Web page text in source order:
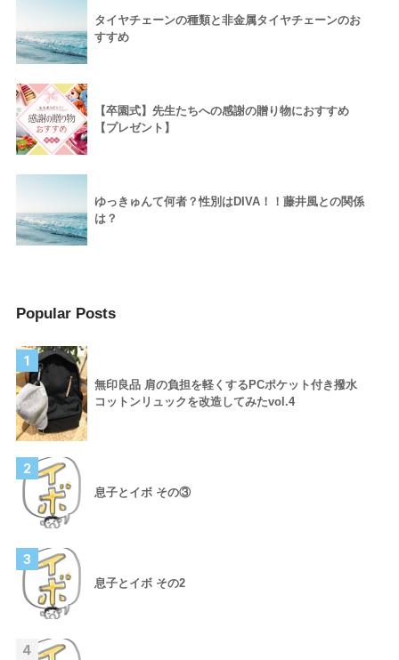
タイヤチェーンの種類と非金属タイヤチェーンのお
すすめ
【卒園式】先生たちへの感謝の贈り物におすすめ
【プレゼント】
ゆっきゅんて何者？性別はDIVA！！藤井風との関係
は？
Popular Posts
1
無印良品 肩の負担を軽くするPCポケット付き撥水
コットンリュックを改造してみたvol.4
2
息子とイボ その③
3
息子とイボ その2
4